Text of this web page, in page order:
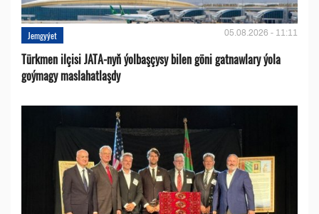
Jemgyýet 05.08.2026 - 11:11
Türkmen ilçisi JATA-nyň ýolbaşçysy bilen göni gatnawlary ýola
goýmagy maslahatlaşdy